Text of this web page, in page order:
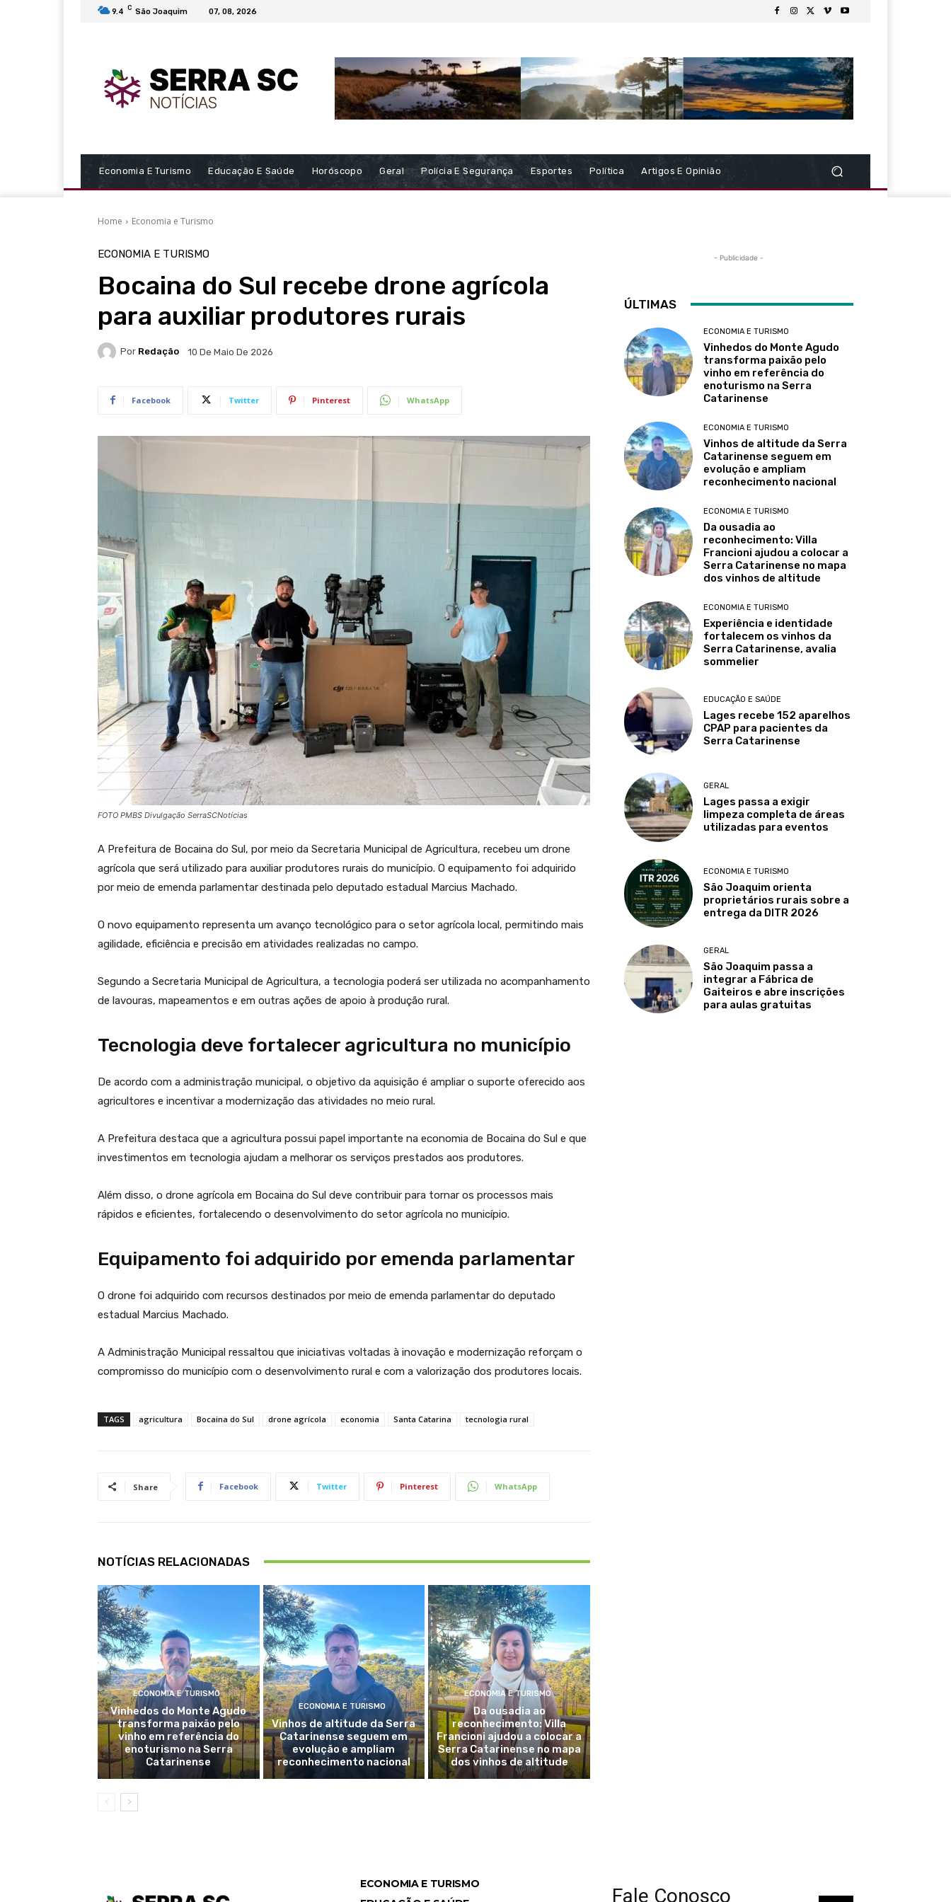
9.4 C São Joaquim 07, 08, 2026
Economia E Turismo Educação E Saúde Horóscopo Geral Polícia E Segurança Esportes Política Artigos E Opinião
Home Economia e Turismo
ECONOMIA E TURISMO
Bocaina do Sul recebe drone agrícola
para auxiliar produtores rurais
Por Redação 10 De Maio De 2026
Facebook Twitter Pinterest WhatsApp
FOTO PMBS Divulgação SerraSCNotícias
A Prefeitura de Bocaina do Sul, por meio da Secretaria Municipal de Agricultura, recebeu um drone
agrícola que será utilizado para auxiliar produtores rurais do município. O equipamento foi adquirido
por meio de emenda parlamentar destinada pelo deputado estadual Marcius Machado.
O novo equipamento representa um avanço tecnológico para o setor agrícola local, permitindo mais
agilidade, eficiência e precisão em atividades realizadas no campo.
Segundo a Secretaria Municipal de Agricultura, a tecnologia poderá ser utilizada no acompanhamento
de lavouras, mapeamentos e em outras ações de apoio à produção rural.
Tecnologia deve fortalecer agricultura no município
De acordo com a administração municipal, o objetivo da aquisição é ampliar o suporte oferecido aos
agricultores e incentivar a modernização das atividades no meio rural.
A Prefeitura destaca que a agricultura possui papel importante na economia de Bocaina do Sul e que
investimentos em tecnologia ajudam a melhorar os serviços prestados aos produtores.
Além disso, o drone agrícola em Bocaina do Sul deve contribuir para tornar os processos mais
rápidos e eficientes, fortalecendo o desenvolvimento do setor agrícola no município.
Equipamento foi adquirido por emenda parlamentar
O drone foi adquirido com recursos destinados por meio de emenda parlamentar do deputado
estadual Marcius Machado.
A Administração Municipal ressaltou que iniciativas voltadas à inovação e modernização reforçam o
compromisso do município com o desenvolvimento rural e com a valorização dos produtores locais.
TAGS agricultura Bocaina do Sul drone agrícola economia Santa Catarina tecnologia rural
Share Facebook Twitter Pinterest WhatsApp
NOTÍCIAS RELACIONADAS
ECONOMIA E TURISMO
Vinhedos do Monte Agudo
transforma paixão pelo
vinho em referência do
enoturismo na Serra
Catarinense
ECONOMIA E TURISMO
Vinhos de altitude da Serra
Catarinense seguem em
evolução e ampliam
reconhecimento nacional
ECONOMIA E TURISMO
Da ousadia ao
reconhecimento: Villa
Francioni ajudou a colocar a
Serra Catarinense no mapa
dos vinhos de altitude
- Publicidade -
ÚLTIMAS
ECONOMIA E TURISMO
Vinhedos do Monte Agudo
transforma paixão pelo
vinho em referência do
enoturismo na Serra
Catarinense
ECONOMIA E TURISMO
Vinhos de altitude da Serra
Catarinense seguem em
evolução e ampliam
reconhecimento nacional
ECONOMIA E TURISMO
Da ousadia ao
reconhecimento: Villa
Francioni ajudou a colocar a
Serra Catarinense no mapa
dos vinhos de altitude
ECONOMIA E TURISMO
Experiência e identidade
fortalecem os vinhos da
Serra Catarinense, avalia
sommelier
EDUCAÇÃO E SAÚDE
Lages recebe 152 aparelhos
CPAP para pacientes da
Serra Catarinense
GERAL
Lages passa a exigir
limpeza completa de áreas
utilizadas para eventos
ECONOMIA E TURISMO
São Joaquim orienta
proprietários rurais sobre a
entrega da DITR 2026
GERAL
São Joaquim passa a
integrar a Fábrica de
Gaiteiros e abre inscrições
para aulas gratuitas
ECONOMIA E TURISMO
Fale Conosco